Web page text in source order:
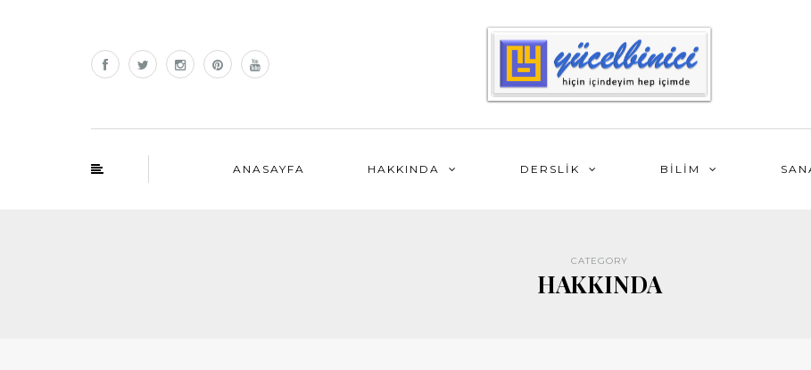
ANASAYFA HAKKINDA DERSLİK BİLİM
CATEGORY
HAKKINDA